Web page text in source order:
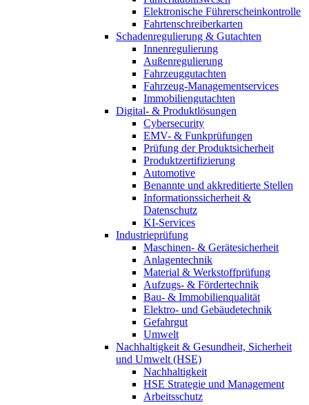
Elektronische Führerscheinkontrolle
Fahrtenschreiberkarten
Schadenregulierung & Gutachten
Innenregulierung
Außenregulierung
Fahrzeuggutachten
Fahrzeug-Managementservices
Immobiliengutachten
Digital- & Produktlösungen
Cybersecurity
EMV- & Funkprüfungen
Prüfung der Produktsicherheit
Produktzertifizierung
Automotive
Benannte und akkreditierte Stellen
Informationssicherheit &
Datenschutz
KI-Services
Industrieprüfung
Maschinen- & Gerätesicherheit
Anlagentechnik
Material & Werkstoffprüfung
Aufzugs- & Fördertechnik
Bau- & Immobilienqualität
Elektro- und Gebäudetechnik
Gefahrgut
Umwelt
Nachhaltigkeit & Gesundheit, Sicherheit
und Umwelt (HSE)
Nachhaltigkeit
HSE Strategie und Management
Arbeitsschutz